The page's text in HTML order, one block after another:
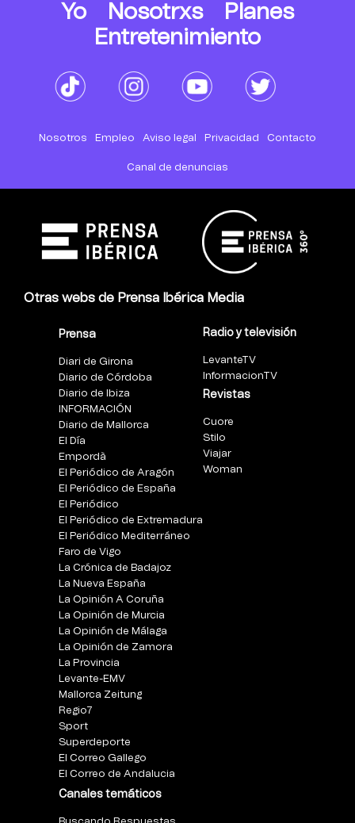
Yo Nosotrxs
Planes
Entretenimiento
Nosotros Empleo Aviso legal Privacidad Contacto
Canal de denuncias
Otras webs de Prensa Ibérica Media
Prensa
Diari de Girona
Diario de Córdoba
Diario de Ibiza
INFORMACIÓN
Diario de Mallorca
El Día
Empordà
El Periódico de Aragón
El Periódico de España
El Periódico
El Periódico de Extremadura
El Periódico Mediterráneo
Faro de Vigo
La Crónica de Badajoz
La Nueva España
La Opinión A Coruña
La Opinión de Murcia
La Opinión de Málaga
La Opinión de Zamora
La Provincia
Levante-EMV
Mallorca Zeitung
Regio7
Sport
Superdeporte
El Correo Gallego
El Correo de Andalucia
Canales temáticos
Radio y televisión
LevanteTV
InformacionTV
Revistas
Cuore
Stilo
Viajar
Woman